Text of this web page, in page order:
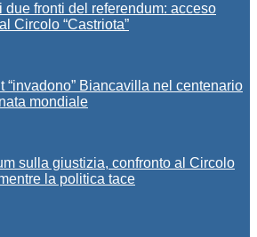
due fronti del referendum: acceso
Circolo “Castriota”
“invadono” Biancavilla nel centenario
mondiale
sulla giustizia, confronto al Circolo
la politica tace